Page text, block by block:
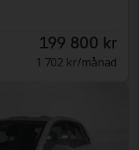
199 800 kr
1 702 kr/månad